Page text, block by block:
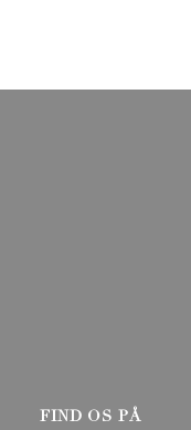
FIND OS PÅ